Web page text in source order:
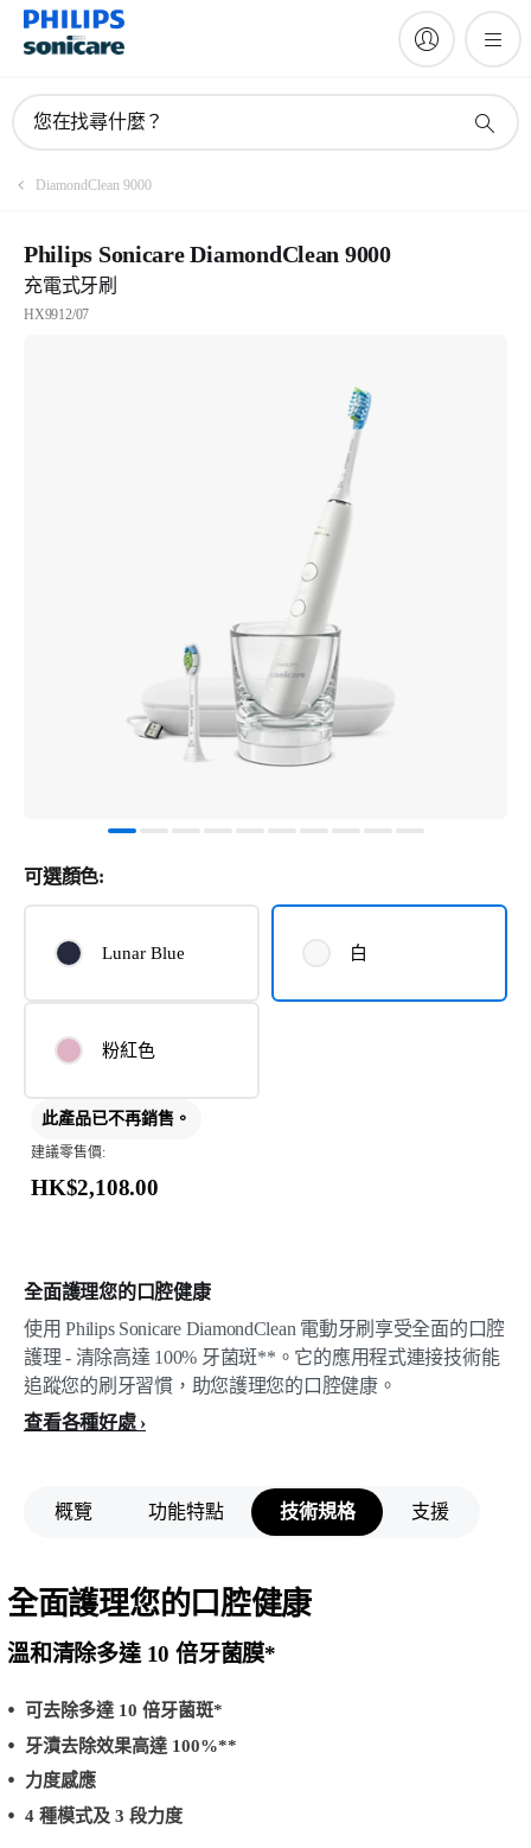
您在找尋什麼？
DiamondClean 9000
Philips Sonicare DiamondClean 9000
充電式牙刷
HX9912/07
全面護理您的口腔健康
使用 Philips Sonicare DiamondClean 電動牙刷享受全面的口腔
護理 - 清除高達 100% 牙菌斑**。它的應用程式連接技術能
追蹤您的刷牙習慣，助您護理您的口腔健康。
查看各種好處
可選顏色:
Lunar Blue 白
粉紅色
此產品已不再銷售。
建議零售價:
HK$2,108.00
概覽 功能特點 技術規格 支援
全面護理您的口腔健康
溫和清除多達 10 倍牙菌膜*
可去除多達 10 倍牙菌斑*
牙漬去除效果高達 100%**
力度感應
4 種模式及 3 段力度